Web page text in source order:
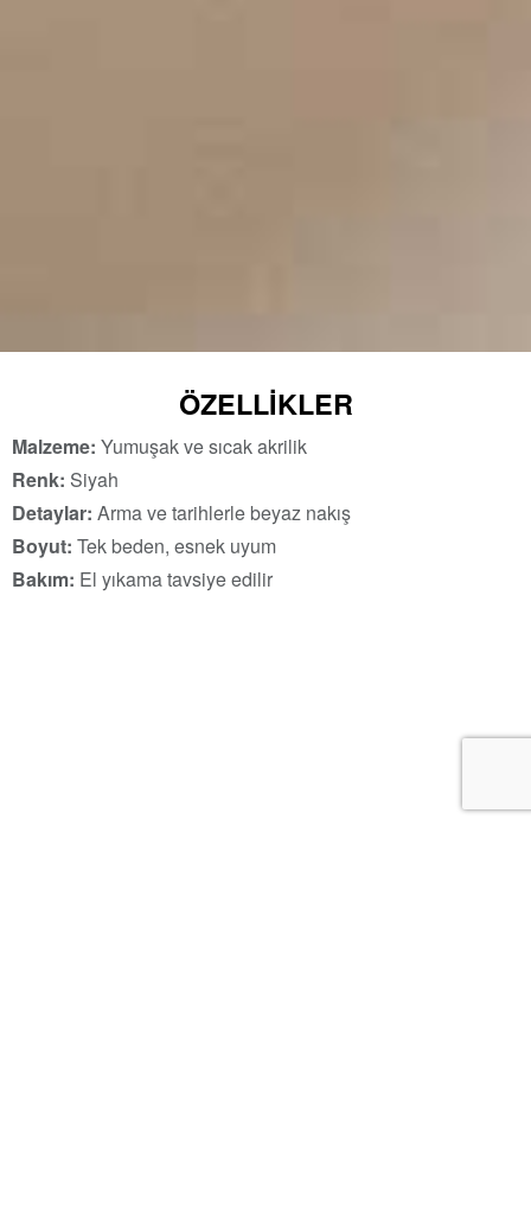
ÖZELLIKLER
Malzeme: Yumuşak ve sıcak akrilik
Renk: Siyah
Detaylar: Arma ve tarihlerle beyaz nakış
Boyut: Tek beden, esnek uyum
Bakım: El yıkama tavsiye edilir